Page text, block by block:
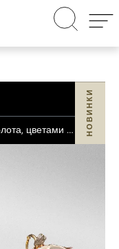
люстра с отделкой из сусального золота, цветами из перламутра, листьями из раковины абалон и жемчугом НОВИНКИ